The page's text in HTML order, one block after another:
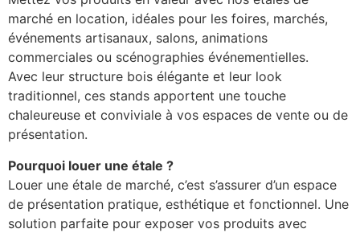
marché en location, idéales pour les foires, marchés,
événements artisanaux, salons, animations
commerciales ou scénographies événementielles.
Avec leur structure bois élégante et leur look
traditionnel, ces stands apportent une touche
chaleureuse et conviviale à vos espaces de vente ou de
présentation.
Pourquoi louer une étale ?
Louer une étale de marché, c’est s’assurer d’un espace
de présentation pratique, esthétique et fonctionnel. Une
solution parfaite pour exposer vos produits avec